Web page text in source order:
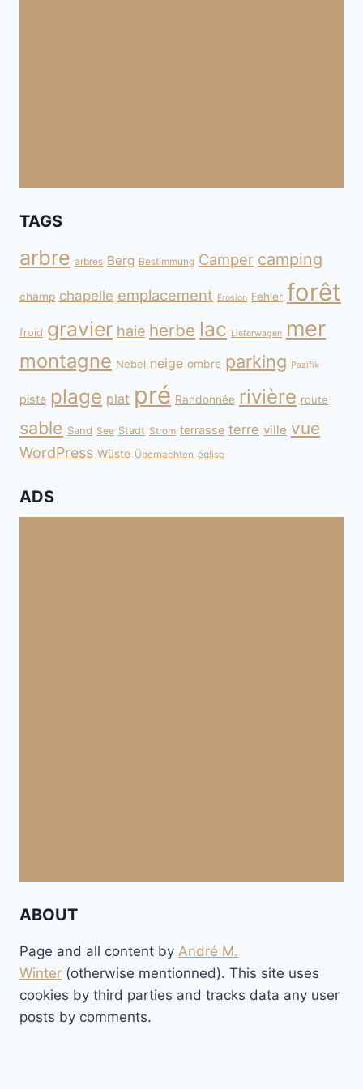
TAGS
arbre arbres Berg Bestimmung Camper camping
champ chapelle emplacement Erosion Fehler forêt
froid gravier haie herbe lac Lieferwagen mer
montagne Nebel neige ombre parking Pazifik
piste plage plat pré Randonnée rivière route
sable Sand See Stadt Strom terrasse terre ville vue
WordPress Wüste Übernachten église
ADS
ABOUT
Page and all content by André M.
Winter (otherwise mentionned). This site uses
cookies by third parties and tracks data any user
posts by comments.